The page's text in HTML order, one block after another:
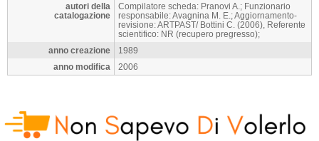
autori della
catalogazione
Compilatore scheda: Pranovi A.; Funzionario
responsabile: Avagnina M. E.; Aggiornamento-
revisione: ARTPAST/ Bottini C. (2006), Referente
scientifico: NR (recupero pregresso);
anno creazione
1989
anno modifica
2006